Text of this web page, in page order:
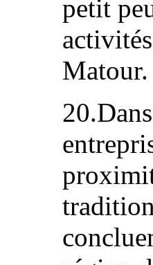
petit
Matour.